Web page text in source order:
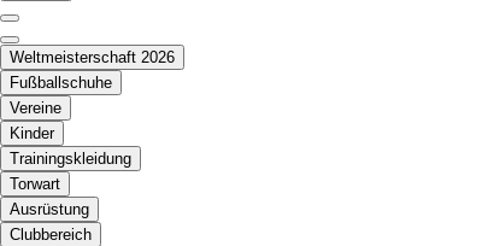
Weltmeisterschaft 2026
Fußballschuhe
Vereine
Kinder
Trainingskleidung
Torwart
Ausrüstung
Clubbereich